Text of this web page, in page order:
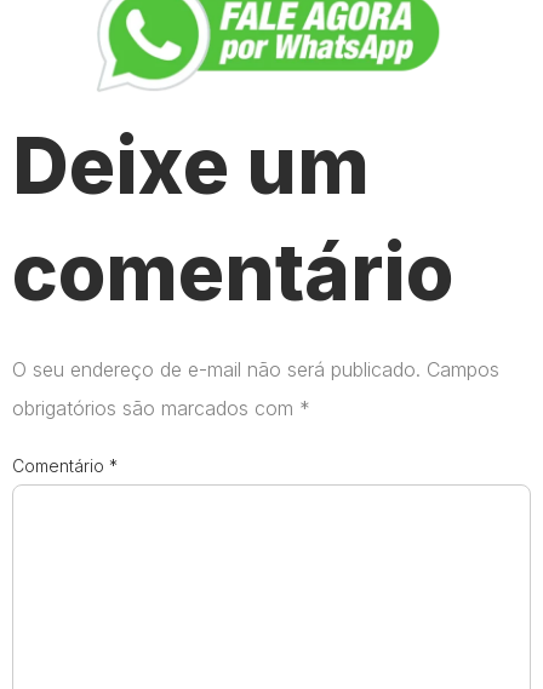
Deixe um
comentário
O seu endereço de e-mail não será publicado. Campos
obrigatórios são marcados com *
Comentário *